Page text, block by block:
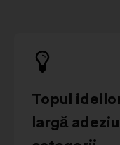
Topul
largă